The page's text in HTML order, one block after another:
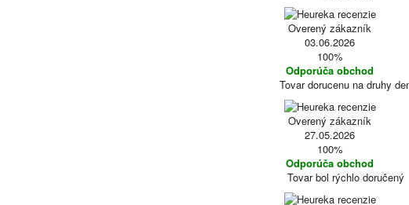
Overený zákazník
03.06.2026
100%
Odporúča obchod
Tovar dorucenu na druhy
Overený zákazník
27.05.2026
100%
Odporúča obchod
Tovar bol rýchlo doručený